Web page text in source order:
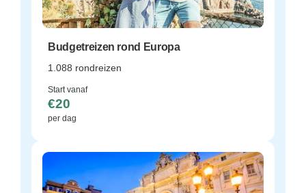
Budgetreizen rond Europa
1.088 rondreizen
Start vanaf
€20
per dag